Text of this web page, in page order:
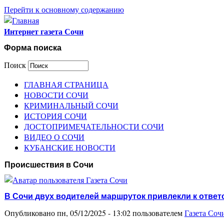
Перейти к основному содержанию
Интернет газета Сочи
Форма поиска
Поиск
ГЛАВНАЯ СТРАНИЦА
НОВОСТИ СОЧИ
КРИМИНАЛЬНЫЙ СОЧИ
ИСТОРИЯ СОЧИ
ДОСТОПРИМЕЧАТЕЛЬНОСТИ СОЧИ
ВИДЕО О СОЧИ
КУБАНСКИЕ НОВОСТИ
Происшествия в Сочи
В Сочи двух водителей маршруток привлекли к
Опубликовано пн, 05/12/2025 - 13:02 пользователемГазета